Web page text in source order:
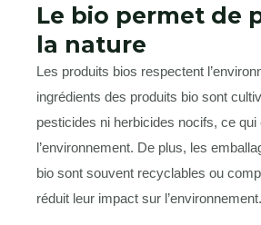
Le bio permet de
la nature
Les produits bios respectent
ingrédients des produits bio sont
pesticides ni herbicides nocifs, ce qui
l’environnement. De plus, les
bio sont souvent recyclables ou
réduit leur impact sur l’environnement.